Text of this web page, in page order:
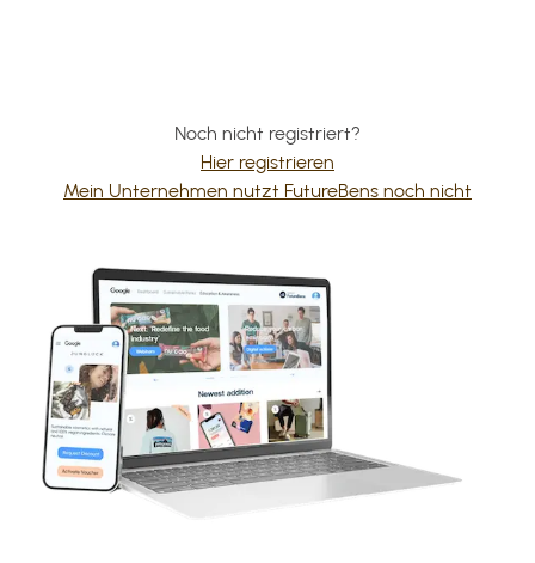
Noch nicht registriert?
Hier registrieren
Mein Unternehmen nutzt FutureBens noch nicht